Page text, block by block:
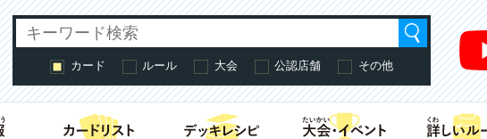
カード ルール 大会 公認店舗 その他
はじめての方へ・あそび方商品情報